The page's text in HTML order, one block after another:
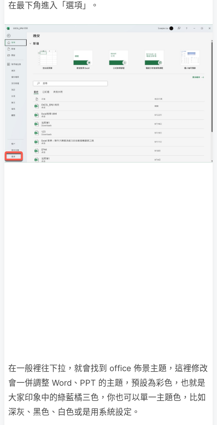
在最下角進入「選項」。
在一般裡往下拉，就會找到 office 佈景主題，這裡修改
會一併調整 Word、PPT 的主題，預設為彩色，也就是
大家印象中的綠藍橘三色，你也可以單一主題色，比如
深灰、黑色、白色或是用系統設定。